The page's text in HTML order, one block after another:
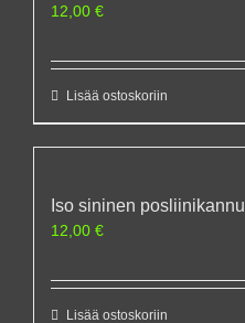
12,00 €
Lisää ostoskoriin
Iso sininen posliinikannu
12,00 €
Lisää ostoskoriin